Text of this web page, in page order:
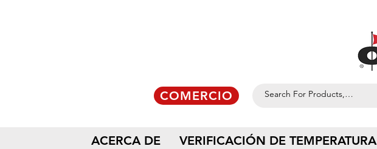
COMERCIO
ACERCA DE VERIFICACIÓN DE TEMPERATURA